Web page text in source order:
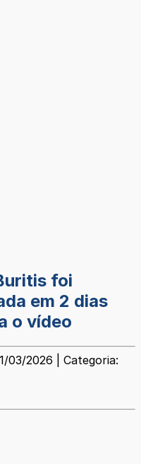
foi
em 2 dias
o vídeo
03/2026 | Categoria: